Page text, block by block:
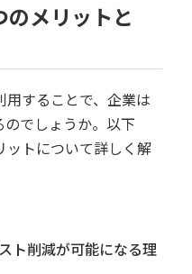
メリットと
用することで、企業は
でしょうか。以下
ットについて詳しく解
ト削減が可能になる理